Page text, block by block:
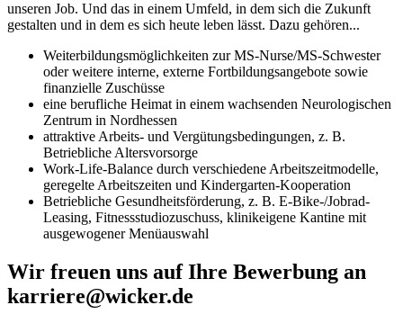
unseren Job. Und das in einem Umfeld, in dem sich die Zukunft
gestalten und in dem es sich heute leben lässt. Dazu gehören...
Weiterbildungsmöglichkeiten zur MS-Nurse/MS-Schwester
oder weitere interne, externe Fortbildungsangebote sowie
finanzielle Zuschüsse
eine berufliche Heimat in einem wachsenden Neurologischen
Zentrum in Nordhessen
attraktive Arbeits- und Vergütungsbedingungen, z. B.
Betriebliche Altersvorsorge
Work-Life-Balance durch verschiedene Arbeitszeitmodelle,
geregelte Arbeitszeiten und Kindergarten-Kooperation
Betriebliche Gesundheitsförderung, z. B. E-Bike-/Jobrad-
Leasing, Fitnessstudiozuschuss, klinikeigene Kantine mit
ausgewogener Menüauswahl
Wir freuen uns auf Ihre Bewerbung an
karriere@wicker.de